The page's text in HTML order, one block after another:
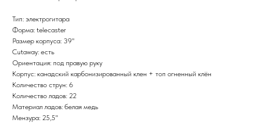
Тип: электрогитара
Форма: telecaster
Размер корпуса: 39''
Cutaway: есть
Ориентация: под правую руку
Корпус: канадский карбонизированный клен + топ огненный клён
Количество струн: 6
Количество ладов: 22
Материал ладов: белая медь
Мензура: 25,5"